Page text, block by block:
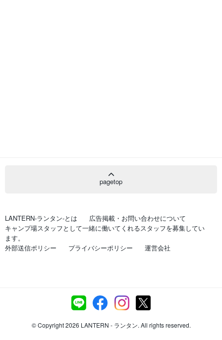
pagetop
LANTERN-ランタン-とは
広告掲載・お問い合わせについて
キャンプ場スタッフとして一緒に働いてくれるスタッフを募集してい
ます。
外部送信ポリシー
プライバシーポリシー 運営会社
© Copyright 2026 LANTERN - ランタン. All rights reserved.